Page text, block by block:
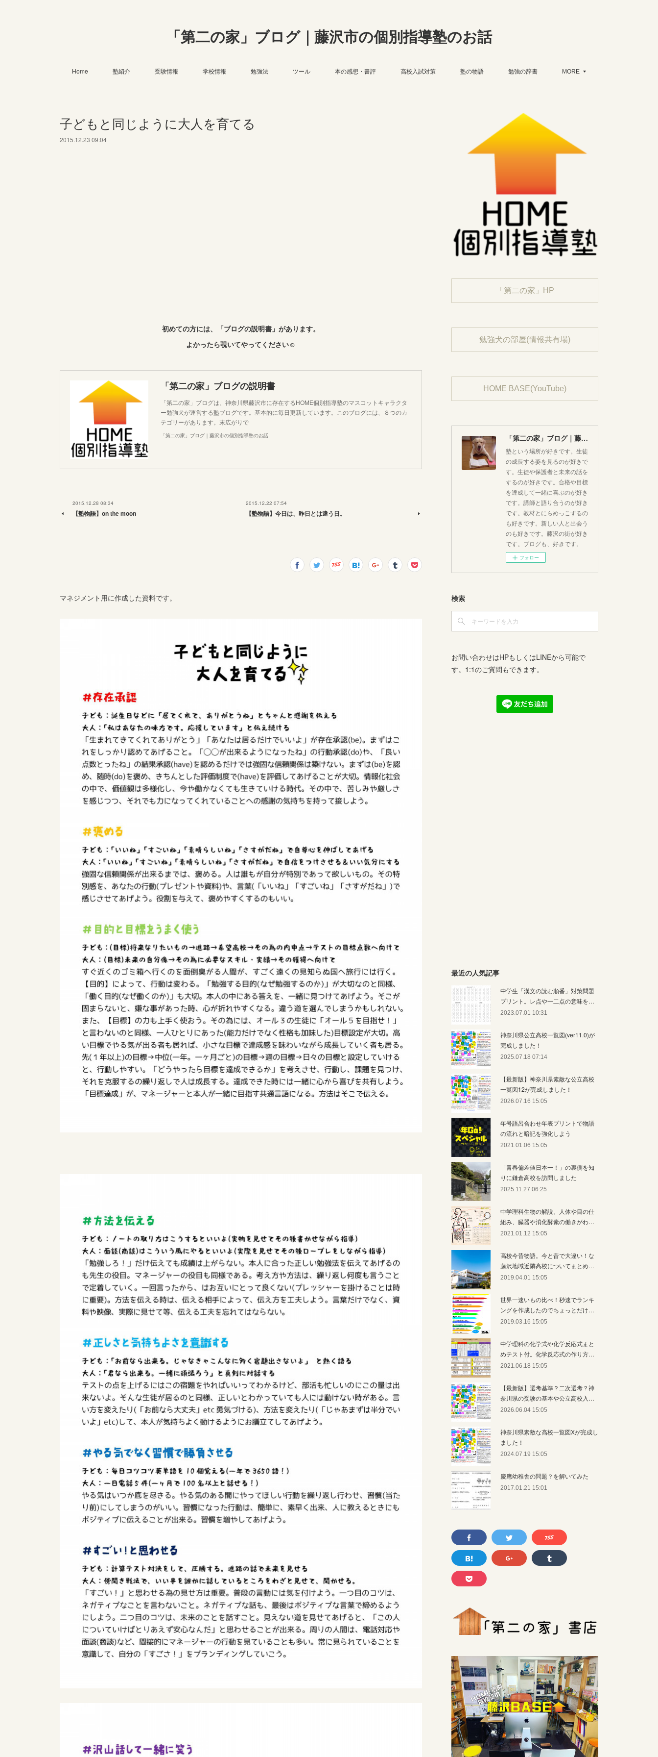
「第二の家」ブログ｜藤沢市の個別指導塾のお話
Home 塾紹介 受験情報 学校情報 勉強法 ツール 本の感想・書評 高校入試対策 塾の物語 勉強の辞書 MORE
子どもと同じように大人を育てる
2015.12.23 09:04
初めての方には、「ブログの説明書」があります。
よかったら覗いてやってください☺︎
「第二の家」ブログの説明書
「第二の家」ブログは、神奈川県藤沢市に存在するHOME個別指導塾のマスコットキャラクタ
ー勉強犬が運営する塾ブログです。基本的に毎日更新しています。このブログには、８つのカ
テゴリーがあります。末広がりで
「第二の家」ブログ｜藤沢市の個別指導塾のお話
2015.12.28 08:34
【塾物語】on the moon
2015.12.22 07:54
【塾物語】今日は、昨日とは違う日。
マネジメント用に作成した資料です。
「第二の家」HP
勉強犬の部屋(情報共有場)
HOME BASE(YouTube)
「第二の家」ブログ｜藤沢市の個別指導塾のお話
塾という場所が好きです。生徒
の成長する姿を見るのが好きで
す。生徒や保護者と未来の話を
するのが好きです。合格や目標
を達成して一緒に喜ぶのが好き
です。講師と語り合うのが好き
です。教材とにらめっこするの
も好きです。新しい人と出会う
のも好きです。藤沢の街が好き
です。ブログも、好きです。
フォロー
検索
お問い合わせはHPもしくはLINEから可能で
す。1:1のご質問もできます。
最近の人気記事
中学生「漢文の読む順番」対策問題
プリント。レ点や一二点の意味を…
2023.07.01 10:31
神奈川県公立高校一覧図(ver11.0)が
完成しました！
2025.07.18 07:14
【最新版】神奈川県素敵な公立高校
一覧図12が完成しました！
2026.07.16 15:05
年号語呂合わせ年表プリントで物語
の流れと暗記を強化しよう
2021.01.06 15:05
「青春偏差値日本一！」の裏側を知
りに鎌倉高校を訪問しました
2025.11.27 06:25
中学理科生物の解説。人体や目の仕
組み、臓器や消化酵素の働きがわ…
2021.01.12 15:05
高校今昔物語。今と昔で大違い！な
藤沢地域近隣高校についてまとめ…
2019.04.01 15:05
世界一速いもの比べ！秒速でランキ
ングを作成したのでちょっとだけ…
2019.03.16 15:05
中学理科の化学式や化学反応式まと
めテスト付。化学反応式の作り方…
2021.06.18 15:05
【最新版】選考基準？二次選考？神
奈川県の受験の基本や公立高校入…
2026.06.04 15:05
神奈川県素敵な高校一覧図Xが完成し
ました！
2024.07.19 15:05
慶應幼稚舎の問題？を解いてみた
2017.01.21 15:01